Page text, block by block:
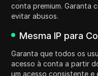
conta premium. Garanta
evitar abusos.
Mesma IP para
Garanta que todos os
acesso à conta a partir
um acesso consistente